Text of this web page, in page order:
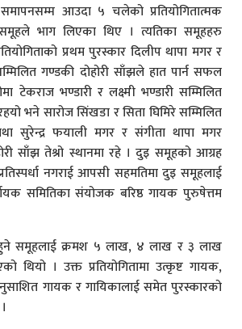
आउदा ५ चलेको प्रतियोगितात्मक
भाग लिएका थिए । त्यतिका समूहहरु
प्रथम पुरस्कार दिलीप थापा मगर र
गण्डकी दोहोरी साँझले हात पार्न सफल
टेकराज भण्डारी र लक्ष्मी भण्डारी सम्मिलित
भने सारोज सिंखडा र सिता घिमिरे सम्मिलित
सुरेन्द्र फयाली मगर र संगीता थापा मगर
साँझ तेश्रो स्थानमा रहे । दुइ समूहको आग्रह
नगराई आपसी सहमतिमा दुइ समूहलाई
समितिका संयोजक बरिष्ठ गायक पुरुषेत्तम
हुने समूहलाई क्रमश ५ लाख, ४ लाख र ३ लाख
थियो । उक्त प्रतियोगितामा उत्कृष्ट गायक,
गायक र गायिकालाई समेत पुरस्कारको